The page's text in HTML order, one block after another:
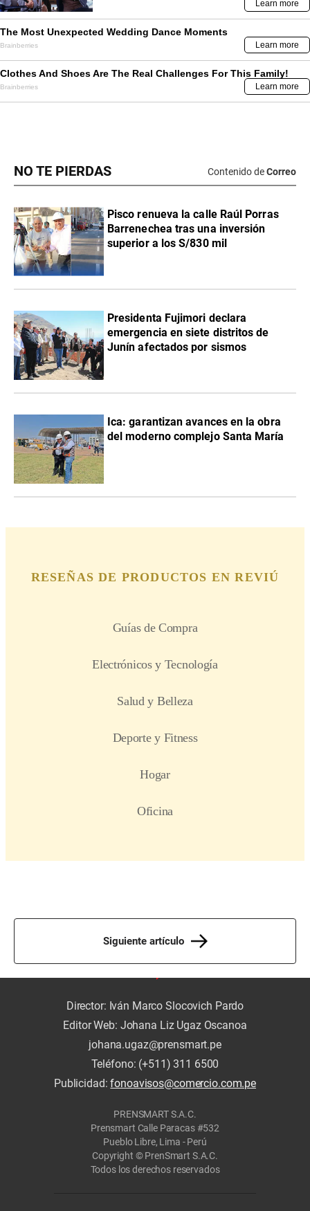
NO TE PIERDAS Contenido deCorreo
Pisco renueva la calle Raúl Porras
Barrenechea tras una inversión
superior a los S/830 mil
Presidenta Fujimori declara
emergencia en siete distritos de
Junín afectados por sismos
Ica: garantizan avances en la obra
del moderno complejo Santa María
Siguiente artículo
Director: Iván Marco Slocovich Pardo
Editor Web: Johana Liz Ugaz Oscanoa
johana.ugaz@prensmart.pe
Teléfono: (+511) 311 6500
Publicidad:fonoavisos@comercio.com.pe
PRENSMART S.A.C.
Prensmart Calle Paracas #532
Pueblo Libre, Lima - Perú
Copyright © PrenSmart S.A.C.
Todos los derechos reservados